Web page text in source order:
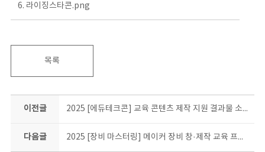
6. 라이징스타콘.png
목록
이전글 2025 [에듀테크콘] 교육 콘텐츠 제작 지원 결과물 소개
다음글 2025 [장비 마스터링] 메이커 장비 창·제작 교육 프로그램 결과물 소개